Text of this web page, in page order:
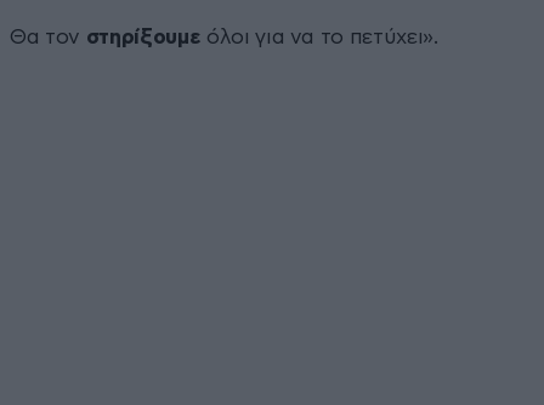
Θα τον στηρίξουμε όλοι για να το πετύχει».